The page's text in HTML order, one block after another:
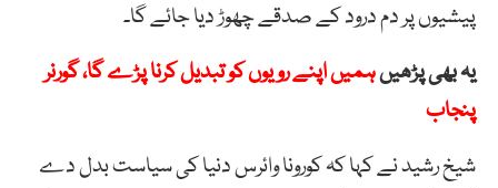
پیشیوں پر دم درود کے صدقے چھوڑ دیا جائے گا۔
یہ بھی پڑھیںہمیں اپنے رویوں کو تبدیل کرنا پڑے گا، گورنر
پنجاب
شیخ رشید نے کہا کہ کورونا وائرس دنیا کی سیاست بدل دے